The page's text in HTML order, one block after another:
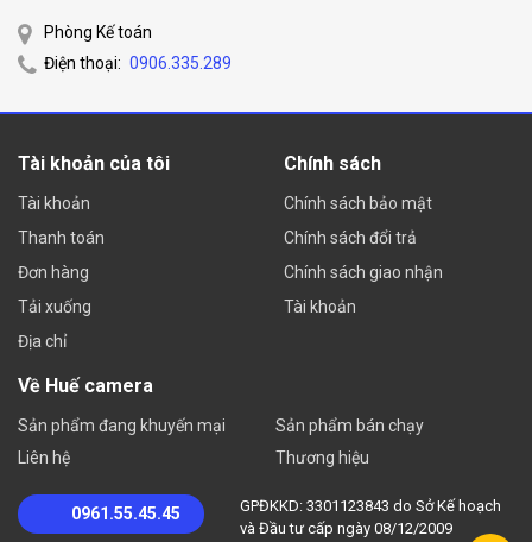
Phòng Kế toán
Điện thoại: 0906.335.289
Tài khoản của tôi
Tài khoản
Thanh toán
Đơn hàng
Tải xuống
Địa chỉ
Chính sách
Chính sách bảo mật
Chính sách đổi trả
Chính sách giao nhận
Tài khoản
Về Huế camera
Sản phẩm đang khuyến mại
Liên hệ
Sản phẩm bán chạy
Thương hiệu
0961.55.45.45
GPĐKKD: 3301123843 do Sở Kế hoạch
và Đầu tư cấp ngày 08/12/2009